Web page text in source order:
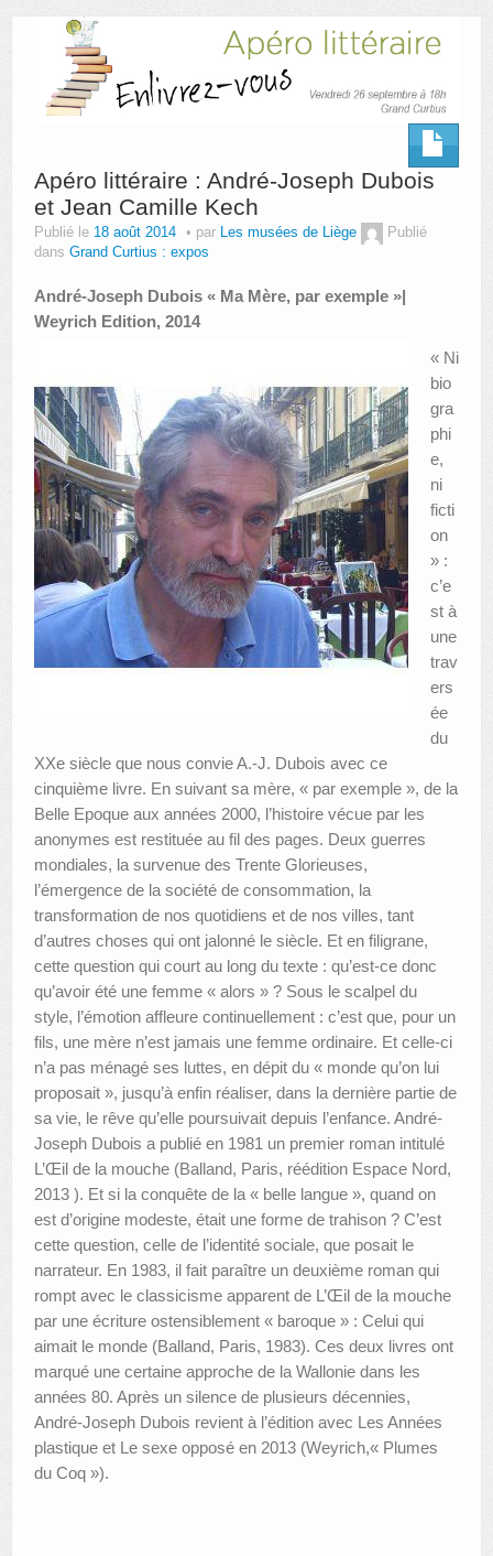
AUTRES LIEUX
ANIMATIONS DES MUSÉES
LES APPELS À PROJETS
LE PORTAIL DES COLLECTIONS
Apéro littéraire : André-Joseph Dubois
et Jean Camille Kech
Publié le 18 août 2014 par Les musées de Liège
Publié
dans Grand Curtius : expos
André-Joseph Dubois « Ma Mère, par exemple »|
Weyrich Edition, 2014
« Ni
bio
gra
phi
e,
ni
ficti
on
» :
c’e
st à
une
trav
ers
ée
du
XXe siècle que nous convie A.-J. Dubois avec ce
cinquième livre. En suivant sa mère, « par exemple », de la
Belle Epoque aux années 2000, l’histoire vécue par les
anonymes est restituée au fil des pages. Deux guerres
mondiales, la survenue des Trente Glorieuses,
l’émergence de la société de consommation, la
transformation de nos quotidiens et de nos villes, tant
d’autres choses qui ont jalonné le siècle. Et en filigrane,
cette question qui court au long du texte : qu’est-ce donc
qu’avoir été une femme « alors » ? Sous le scalpel du
style, l’émotion affleure continuellement : c’est que, pour un
fils, une mère n’est jamais une femme ordinaire. Et celle-ci
n’a pas ménagé ses luttes, en dépit du « monde qu’on lui
proposait », jusqu’à enfin réaliser, dans la dernière partie de
sa vie, le rêve qu’elle poursuivait depuis l’enfance. André-
Joseph Dubois a publié en 1981 un premier roman intitulé
L’Œil de la mouche (Balland, Paris, réédition Espace Nord,
2013 ). Et si la conquête de la « belle langue », quand on
est d’origine modeste, était une forme de trahison ? C’est
cette question, celle de l’identité sociale, que posait le
narrateur. En 1983, il fait paraître un deuxième roman qui
rompt avec le classicisme apparent de L’Œil de la mouche
par une écriture ostensiblement « baroque » : Celui qui
aimait le monde (Balland, Paris, 1983). Ces deux livres ont
marqué une certaine approche de la Wallonie dans les
années 80. Après un silence de plusieurs décennies,
André-Joseph Dubois revient à l’édition avec Les Années
plastique et Le sexe opposé en 2013 (Weyrich,« Plumes
du Coq »).